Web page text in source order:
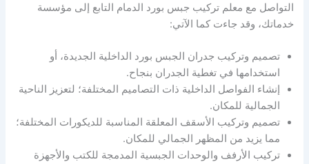
التواصل مع معلم تركيب جبس بورد الدمام التابع إلى مؤسسة
خدماتك، وقد جاءت كما الآتي:
تصميم وتركيب جدران الجبس بورد الداخلية الجديدة، أو
استخدامها في تغطية الجدران بنجاح.
إنشاء الفواصل الداخلية ذات التصاميم المختلفة؛ لتعزيز الناحية
الجمالية للمكان.
تصميم وتركيب الأسقف المعلقة المناسبة للديكورات المختلفة؛
مما يزيد من المظهر الجمالي للمكان.
تركيب الأرفف والوحدات الجبسية المدمجة للكتب والأجهزة